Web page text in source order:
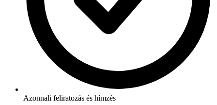
Azonnali feliratozás és hímzés